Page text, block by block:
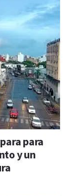
para
y un